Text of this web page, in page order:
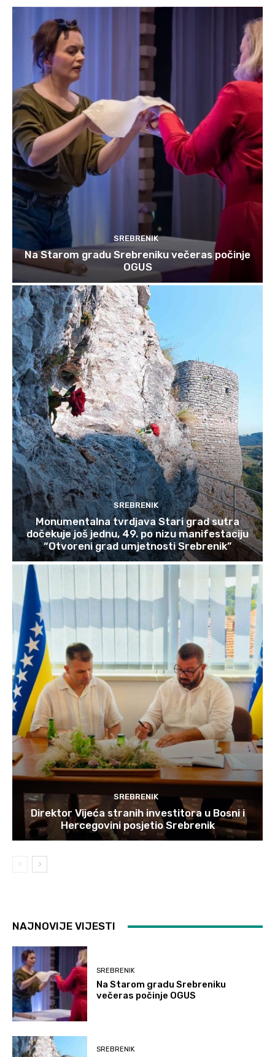
SREBRENIK
Na Starom gradu Srebreniku večeras počinje
OGUS
SREBRENIK
Monumentalna tvrdjava Stari grad sutra
dočekuje još jednu, 49. po nizu manifestaciju
“Otvoreni grad umjetnosti Srebrenik”
SREBRENIK
Direktor Vijeća stranih investitora u Bosni i
Hercegovini posjetio Srebrenik
NAJNOVIJE VIJESTI
SREBRENIK
Na Starom gradu Srebreniku
večeras počinje OGUS
SREBRENIK